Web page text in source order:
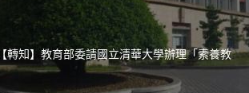
【轉知】教育部委請國立清華大學辦理「素養教